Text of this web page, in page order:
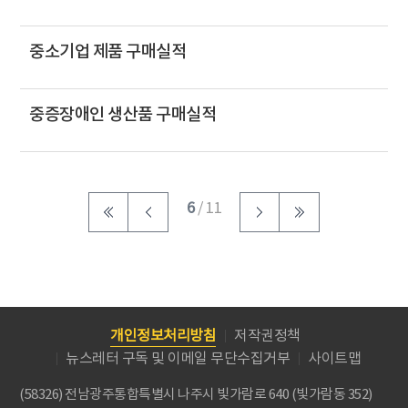
중소기업 제품 구매실적
중증장애인 생산품 구매실적
6/ 11
개인정보처리방침
저작권정책
뉴스레터 구독 및 이메일 무단수집거부
사이트맵
(58326) 전남광주통합특별시 나주시 빛가람로 640 (빛가람동 352)